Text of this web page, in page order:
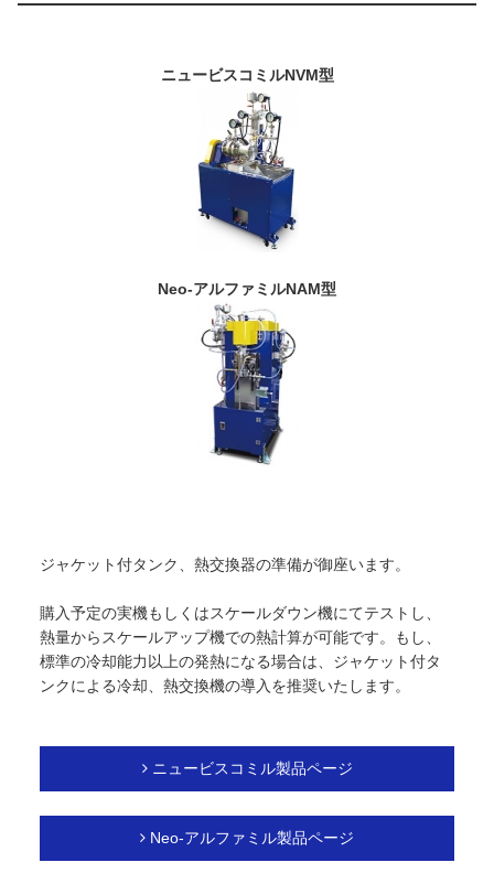
ニュービスコミルNVM型
Neo-アルファミルNAM型
ジャケット付タンク、熱交換器の準備が御座います。
購入予定の実機もしくはスケールダウン機にてテストし、
熱量からスケールアップ機での熱計算が可能です。もし、
標準の冷却能力以上の発熱になる場合は、ジャケット付タ
ンクによる冷却、熱交換機の導入を推奨いたします。
ニュービスコミル製品ページ
Neo-アルファミル製品ページ